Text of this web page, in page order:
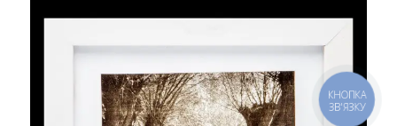
КНОПКА
ЗВ'ЯЗКУ